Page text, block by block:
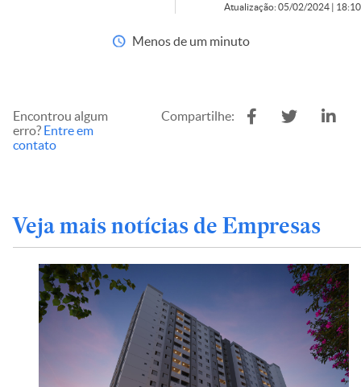
Atualização: 05/02/2024 | 18:10
Menos de um minuto
Encontrou algum
erro? Entre em
contato
Compartilhe:
Veja mais notícias de Empresas